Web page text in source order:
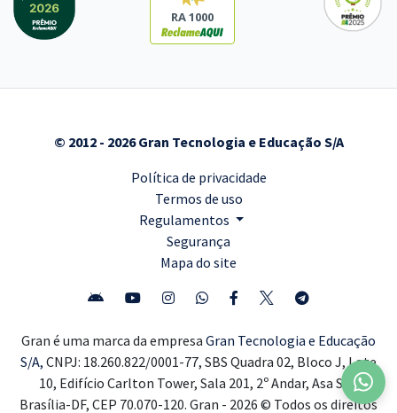
RA 1000
© 2012 - 2026 Gran Tecnologia e Educação S/A
Política de privacidade
Termos de uso
Regulamentos
Segurança
Mapa do site
Gran é uma marca da empresa Gran Tecnologia e Educação
S/A, CNPJ: 18.260.822/0001-77, SBS Quadra 02, Bloco J, Lote
10, Edifício Carlton Tower, Sala 201, 2º Andar, Asa Sul,
Brasília-DF, CEP 70.070-120. Gran - 2026 © Todos os direitos